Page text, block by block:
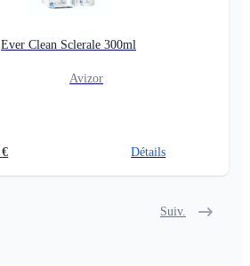
Ever Clean Sclerale 300ml
Avizor
€ Détails
Suiv.